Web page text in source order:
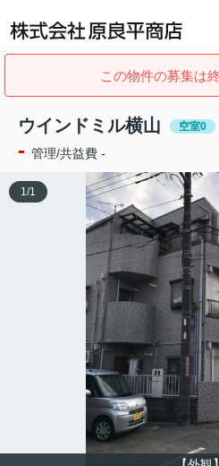
この物件の募集は
ウインドミル横山 空室0
- 管理/共益費 -
1/1